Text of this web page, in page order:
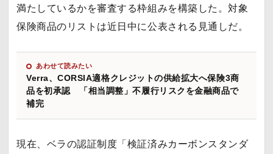
満たしているかを審査する枠組みを構築した。対象
保険商品のリストは近日中に公表される見通しだ。
あわせて読みたい
Verra、CORSIA適格クレジットの供給拡大へ保険3商
品を初承認 「相当調整」不履行リスクを金融商品で
補完
現在、ベラの認証制度「検証済みカーボンスタンダ